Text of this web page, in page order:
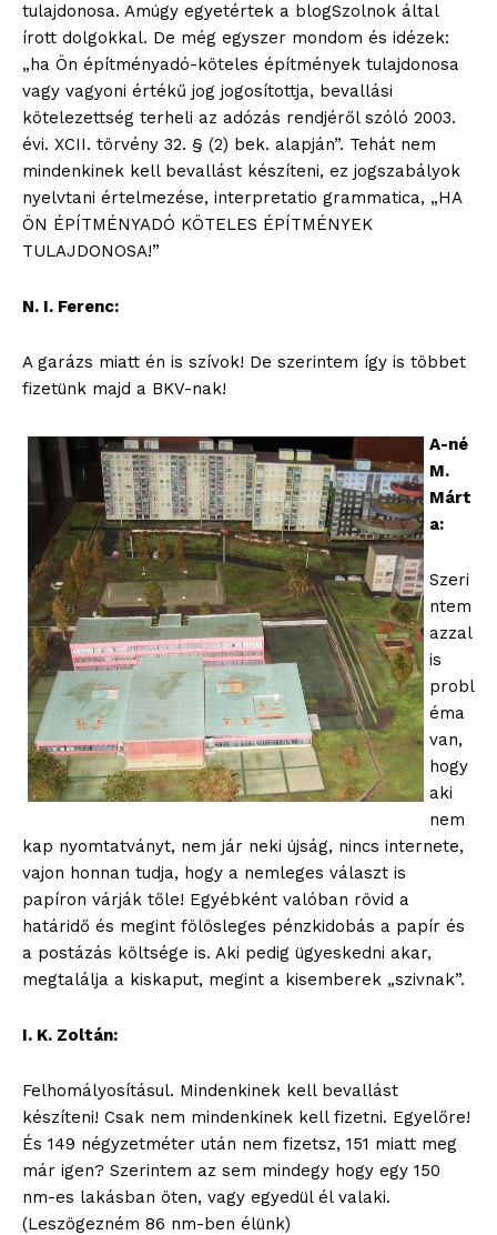
tulajdonosa. Amúgy egyetértek a blogSzolnok által
írott dolgokkal. De még egyszer mondom és idézek:
„ha Ön építményadó-köteles építmények tulajdonosa
vagy vagyoni értékű jog jogosítottja, bevallási
kötelezettség terheli az adózás rendjéről szóló 2003.
évi. XCII. törvény 32. § (2) bek. alapján”. Tehát nem
mindenkinek kell bevallást készíteni, ez jogszabályok
nyelvtani értelmezése, interpretatio grammatica, „HA
ÖN ÉPÍTMÉNYADÓ KÖTELES ÉPÍTMÉNYEK
TULAJDONOSA!”
N. I. Ferenc:
A garázs miatt én is szívok! De szerintem így is többet
fizetünk majd a BKV-nak!
A-né
M.
Márt
a:
Szeri
ntem
azzal
is
probl
éma
van,
hogy
aki
nem
kap nyomtatványt, nem jár neki újság, nincs internete,
vajon honnan tudja, hogy a nemleges választ is
papíron várják tőle! Egyébként valóban rövid a
határidő és megint fölösleges pénzkidobás a papír és
a postázás költsége is. Aki pedig ügyeskedni akar,
megtalálja a kiskaput, megint a kisemberek „szivnak”.
I. K. Zoltán:
Felhomályosításul. Mindenkinek kell bevallást
készíteni! Csak nem mindenkinek kell fizetni. Egyelőre!
És 149 négyzetméter után nem fizetsz, 151 miatt meg
már igen? Szerintem az sem mindegy hogy egy 150
nm-es lakásban öten, vagy egyedül él valaki.
(Leszögezném 86 nm-ben élünk)